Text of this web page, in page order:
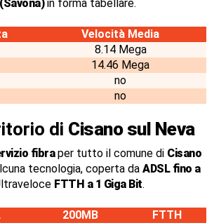
in forma tabellare.
Velocità Media
8.14 Mega
14.46 Mega
no
no
di Cisano sul Neva
fibraper tutto il comune di Cisano
tecnologia, coperta da ADSL fino a
FTTH a 1 Giga Bit.
200MB
FTTH